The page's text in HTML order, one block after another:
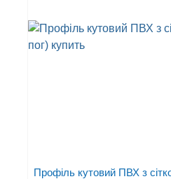
Профіль кутовий ПВХ з